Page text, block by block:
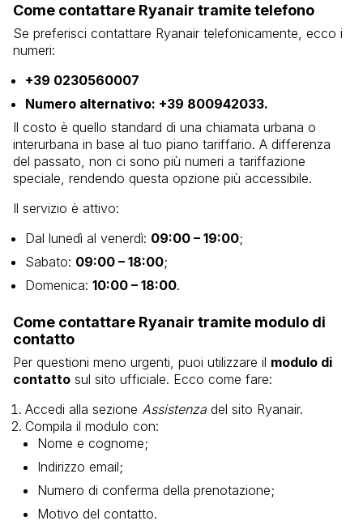
Come contattare Ryanair tramite telefono
Se preferisci contattare Ryanair telefonicamente, ecco i
numeri:
+39 0230560007
Numero alternativo: +39 800942033.
Il costo è quello standard di una chiamata urbana o
interurbana in base al tuo piano tariffario. A differenza
del passato, non ci sono più numeri a tariffazione
speciale, rendendo questa opzione più accessibile.
Il servizio è attivo:
Dal lunedì al venerdì: 09:00 – 19:00;
Sabato: 09:00 – 18:00;
Domenica: 10:00 – 18:00.
Come contattare Ryanair tramite modulo di
contatto
Per questioni meno urgenti, puoi utilizzare il modulo di
contatto sul sito ufficiale. Ecco come fare:
Accedi alla sezione Assistenza del sito Ryanair.
Compila il modulo con:
Nome e cognome;
Indirizzo email;
Numero di conferma della prenotazione;
Motivo del contatto.